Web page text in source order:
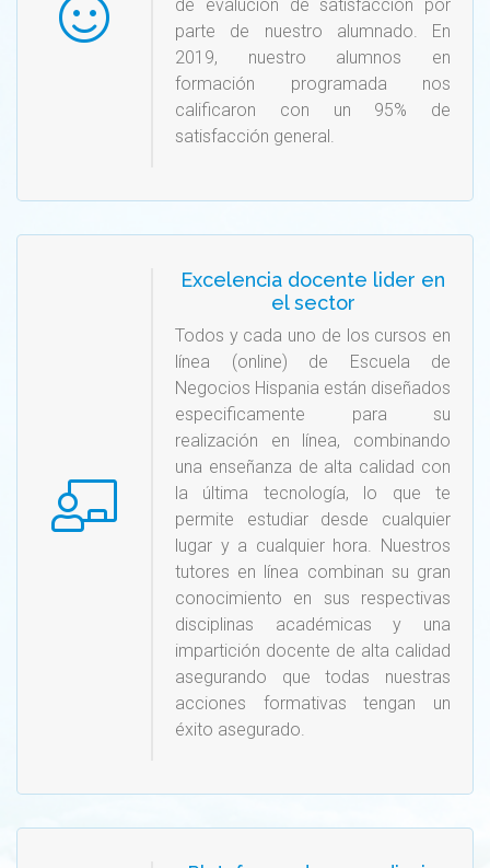
de evalución de satisfacción por
parte de nuestro alumnado. En
2019, nuestro alumnos en
formación programada nos
calificaron con un 95% de
satisfacción general.
Excelencia docente lider en
el sector
Todos y cada uno de los cursos en
línea (online) de Escuela de
Negocios Hispania están diseñados
especificamente para su
realización en línea, combinando
una enseñanza de alta calidad con
la última tecnología, lo que te
permite estudiar desde cualquier
lugar y a cualquier hora. Nuestros
tutores en línea combinan su gran
conocimiento en sus respectivas
disciplinas académicas y una
impartición docente de alta calidad
asegurando que todas nuestras
acciones formativas tengan un
éxito asegurado.